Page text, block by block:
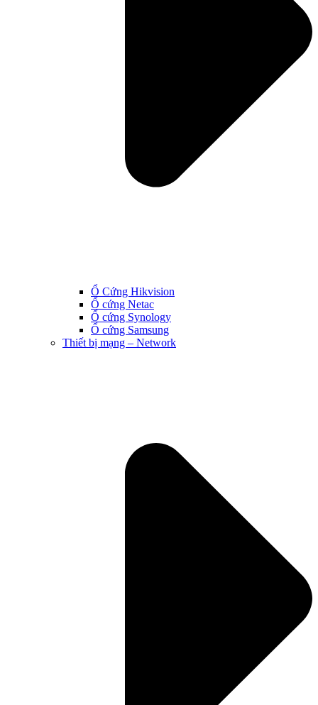
Ổ Cứng Hikvision
Ổ cứng Netac
Ổ cứng Synology
Ổ cứng Samsung
Thiết bị mạng – Network